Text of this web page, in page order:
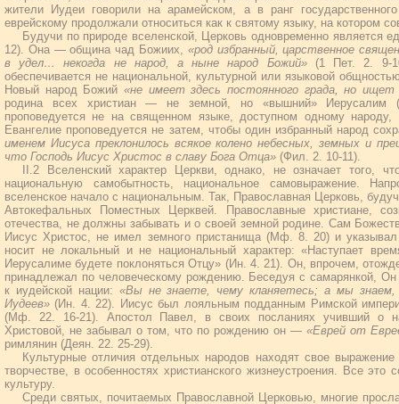
жители Иудеи говорили на арамейском, а в ранг
еврейскому продолжали относиться как к святому языку, на котором
Будучи по природе вселенской, Церковь одновременно является
12). Она — община чад Божиих, «род избранный, царственное
в удел… некогда не народ, а ныне народ Божий»(1 Пет. 2. 9-
обеспечивается не национальной, культурной или языковой
Новый народ Божий«не имеет здесь постоянного града, но ищет
родина всех христиан — не земной, но «вышний» Иерусалим
проповедуется не на священном языке, доступном одному
Евангелие проповедуется не затем, чтобы один избранный народ
именем Иисуса преклонилось всякое колено небесных, земных и
что Господь Иисус Христос в славу Бога Отца» (Фил. 2. 10-11).
II.2 Вселенский характер Церкви, однако, не означает того,
национальную самобытность, национальное самовыражение.
вселенское начало с национальным. Так, Православная Церковь,
Автокефальных Поместных Церквей. Православные христиане,
отечества, не должны забывать и о своей земной родине. Сам
Иисус Христос, не имел земного пристанища (Мф. 8. 20) и
носит не локальный и не национальный характер: «Наступает
Иерусалиме будете поклоняться Отцу» (Ин. 4. 21). Он, впрочем,
принадлежал по человеческому рождению. Беседуя с самарянкой,
к иудейской нации: «Вы не знаете, чему кланяетесь; а мы знаем,
Иудеев» (Ин. 4. 22). Иисус был лояльным подданным Римской
(Мф. 22. 16-21). Апостол Павел, в своих посланиях учивший о
Христовой, не забывал о том, что по рождению он — «Еврей от
римлянин (Деян. 22. 25-29).
Культурные отличия отдельных народов находят свое
творчестве, в особенностях христианского жизнеустроения. Все это
культуру.
Среди святых, почитаемых Православной Церковью, многие